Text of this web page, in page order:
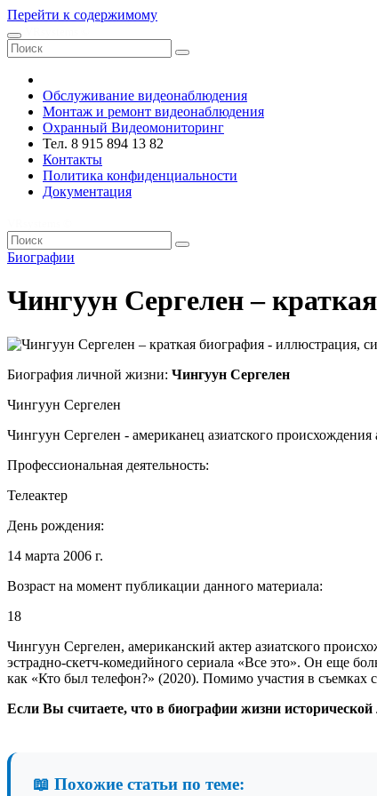
Перейти к содержимому
Обслуживание видеонаблюдения
Монтаж и ремонт видеонаблюдения
Охранный Видеомониторинг
Тел. 8 915 894 13 82
Контакты
Политика конфиденциальности
Документация
Биографии
Чингуун Сергелен –
Биография личной жизни: Чингуун Сергелен
Чингуун Сергелен
Чингуун Сергелен - американец азиатского происхождения
Профессиональная деятельность:
Телеактер
День рождения:
14 марта 2006 г.
Возраст на момент публикации данного материала:
18
Чингуун Сергелен, американский актер азиатского
эстрадно-скетч-комедийного сериала «Все это». Он еще
как «Кто был телефон?» (2020). Помимо участия в съемках
Если Вы считаете, что в биографии жизни
📖 Похожие статьи по теме: